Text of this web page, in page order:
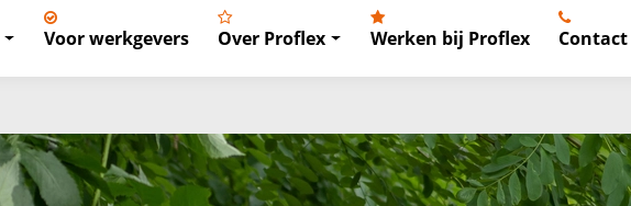
Voor werkgevers Over Proflex Werken bij Proflex Contact